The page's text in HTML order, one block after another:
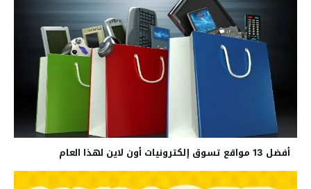
أفضل 13 مواقع تسوق إلكترونيات أون لاين لهذا العام